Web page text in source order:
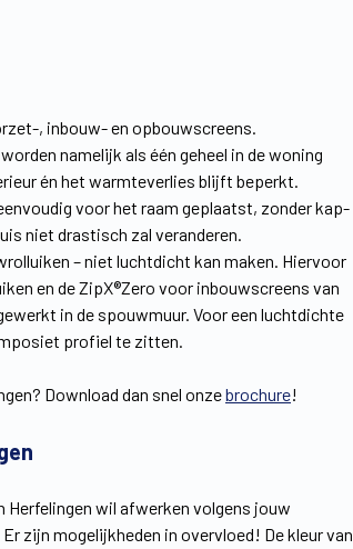
, inbouw- en opbouwscreens.
namelijk als één geheel in de woning
én het warmteverlies blijft beperkt.
voor het raam geplaatst, zonder kap-
niet drastisch zal veranderen.
– niet luchtdicht kan maken. Hiervoor
en de ZipX®Zero voor inbouwscreens van
in de spouwmuur. Voor een luchtdichte
profiel te zitten.
Download dan snel onzebrochure!
Herfelingen wil afwerken volgens jouw
zijn mogelijkheden in overvloed! De kleur van